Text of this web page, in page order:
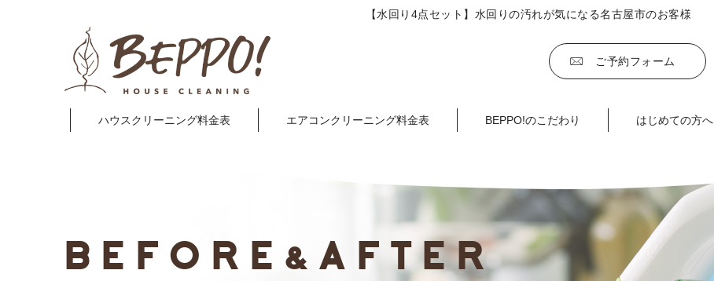
【水回り4点セット】水回りの汚れが気になる名古屋市のお客様
ご予約フォーム
ハウスクリーニング料金表 エアコンクリーニング料金表 BEPPO!のこだわり はじめての方へ
BEFORE & AFTER